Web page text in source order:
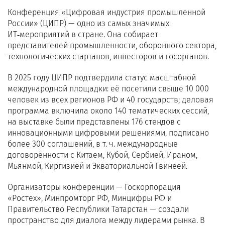
Конференция «Цифровая индустрия промышленной
России» (ЦИПР) — одно из самых значимых
ИТ‑мероприятий в стране. Она собирает
представителей промышленности, оборонного сектора,
технологических стартапов, инвесторов и госорганов.
В 2025 году ЦИПР подтвердила статус масштабной
международной площадки: её посетили свыше 10 000
человек из всех регионов РФ и 40 государств; деловая
программа включила около 140 тематических сессий,
на выставке были представлены 176 стендов с
инновационными цифровыми решениями, подписано
более 300 соглашений, в т. ч. международные
договорённости с Китаем, Кубой, Сербией, Ираном,
Мьянмой, Киргизией и Экваториальной Гвинеей.
Организаторы конференции — Госкорпорация
«Ростех», Минпромторг РФ, Минцифры РФ и
Правительство Республики Татарстан — создали
пространство для диалога между лидерами рынка. В